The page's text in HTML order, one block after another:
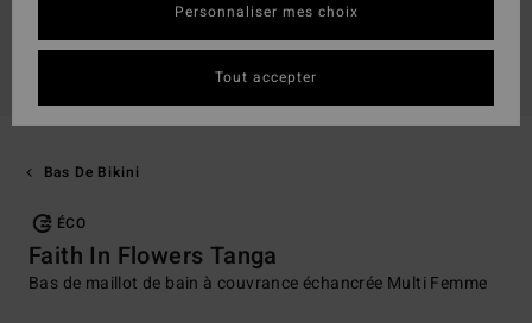
Bas De Bikini
ÉCO
Faith In Flowers Tanga
Bas de maillot de bain à couvrance échancrée Multi Femme
Personnaliser mes choix
Tout accepter